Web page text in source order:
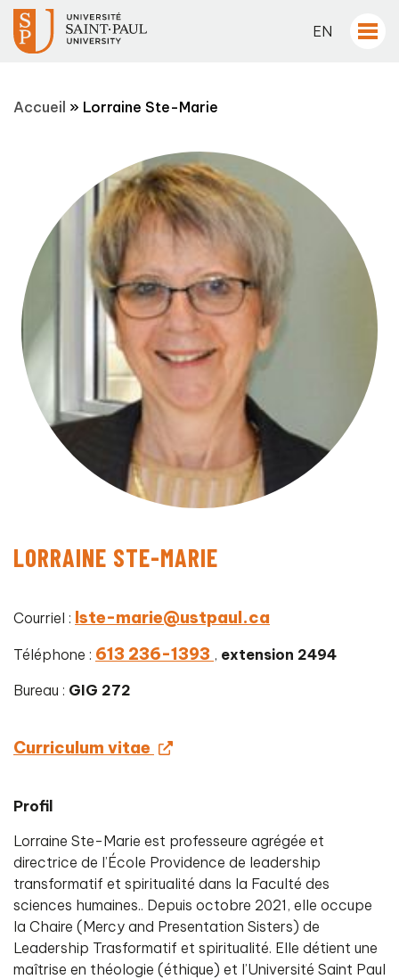
EN
Accueil » Lorraine Ste-Marie
LORRAINE STE-MARIE
Courriel : lste-marie@ustpaul.ca
Téléphone : 613 236-1393 , extension 2494
Bureau : GIG 272
Curriculum vitae
Profil
Lorraine Ste-Marie est professeure agrégée et
directrice de l’École Providence de leadership
transformatif et spiritualité dans la Faculté des
sciences humaines.. Depuis octobre 2021, elle occupe
la Chaire (Mercy and Presentation Sisters) de
Leadership Trasformatif et spiritualité. Elle détient une
maîtrise en théologie (éthique) et l’Université Saint Paul